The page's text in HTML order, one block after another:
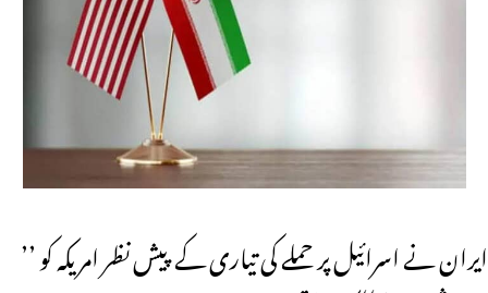
ایران نے اسرائیل پر حملے کی تیاری کے پیش نظر امریکہ کو ’’